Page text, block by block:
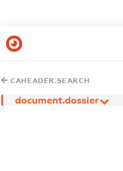
CAHEADER.SEARCH
document.dossier